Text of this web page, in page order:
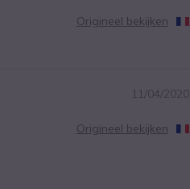
Origineel bekijken
11/04/2020
Origineel bekijken